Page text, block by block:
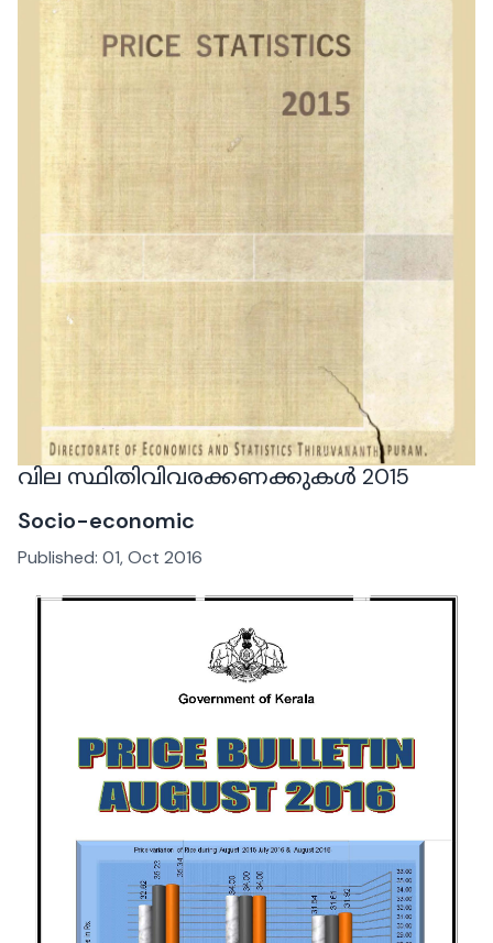
വില സ്ഥിതിവിവരക്കണക്കുകൾ 2015
Socio-economic
Published: 01, Oct 2016